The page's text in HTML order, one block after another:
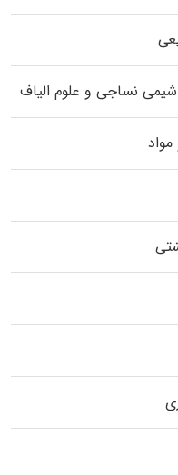
نساجی و علوم الیاف